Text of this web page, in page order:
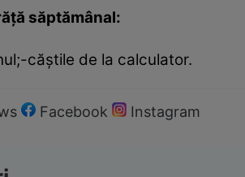
săptămânal:
căştile de la calculator.
Facebook Instagram